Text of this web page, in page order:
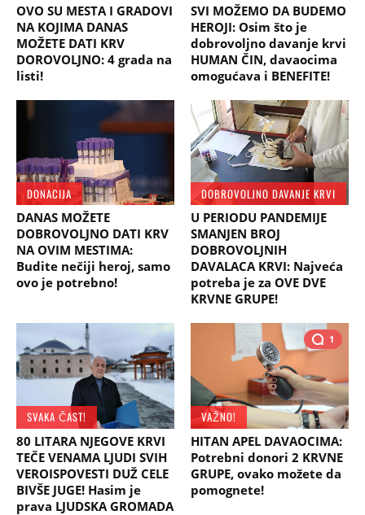
OVO SU MESTA I GRADOVI
NA KOJIMA DANAS
MOŽETE DATI KRV
DOROVOLJNO: 4 grada na
listi!
SVI MOŽEMO DA BUDEMO
HEROJI: Osim što je
dobrovoljno davanje krvi
HUMAN ČIN, davaocima
omogućava i BENEFITE!
DONACIJA
DANAS MOŽETE
DOBROVOLJNO DATI KRV
NA OVIM MESTIMA:
Budite nečiji heroj, samo
ovo je potrebno!
DOBROVOLJNO DAVANJE KRVI
U PERIODU PANDEMIJE
SMANJEN BROJ
DOBROVOLJNIH
DAVALACA KRVI: Najveća
potreba je za OVE DVE
KRVNE GRUPE!
SVAKA ČAST!
80 LITARA NJEGOVE KRVI
TEČE VENAMA LJUDI SVIH
VEROISPOVESTI DUŽ CELE
BIVŠE JUGE! Hasim je
prava LJUDSKA GROMADA
1
VAŽNO!
HITAN APEL DAVAOCIMA:
Potrebni donori 2 KRVNE
GRUPE, ovako možete da
pomognete!